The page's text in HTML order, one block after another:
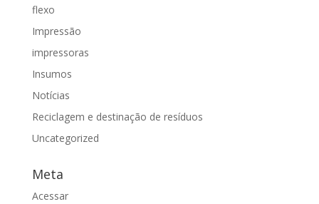
flexo
Impressão
impressoras
Insumos
Notícias
Reciclagem e destinação de resíduos
Uncategorized
Meta
Acessar